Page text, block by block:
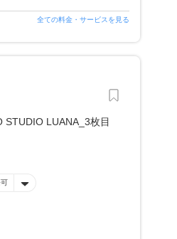
全ての料金・サービスを見る